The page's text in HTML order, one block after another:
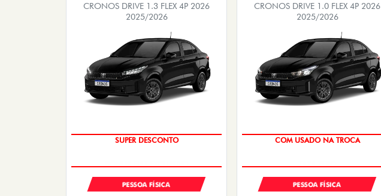
CRONOS DRIVE 1.3 FLEX 4P 2026
2025/2026
SUPER DESCONTO
PESSOA FÍSICA
CRONOS DRIVE 1.0 FLEX 4P 2026
2025/2026
COM USADO NA TROCA
PESSOA FÍSICA